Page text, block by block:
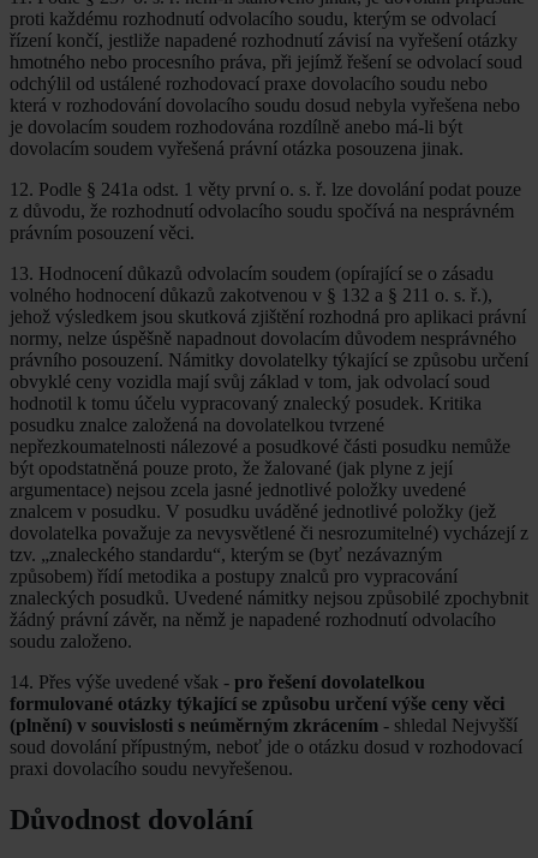
proti každému rozhodnutí odvolacího soudu, kterým se odvolací
řízení končí, jestliže napadené rozhodnutí závisí na vyřešení otázky
hmotného nebo procesního práva, při jejímž řešení se odvolací soud
odchýlil od ustálené rozhodovací praxe dovolacího soudu nebo
která v rozhodování dovolacího soudu dosud nebyla vyřešena nebo
je dovolacím soudem rozhodována rozdílně anebo má-li být
dovolacím soudem vyřešená právní otázka posouzena jinak.
12. Podle § 241a odst. 1 věty první o. s. ř. lze dovolání podat pouze
z důvodu, že rozhodnutí odvolacího soudu spočívá na nesprávném
právním posouzení věci.
13. Hodnocení důkazů odvolacím soudem (opírající se o zásadu
volného hodnocení důkazů zakotvenou v § 132 a § 211 o. s. ř.),
jehož výsledkem jsou skutková zjištění rozhodná pro aplikaci právní
normy, nelze úspěšně napadnout dovolacím důvodem nesprávného
právního posouzení. Námitky dovolatelky týkající se způsobu určení
obvyklé ceny vozidla mají svůj základ v tom, jak odvolací soud
hodnotil k tomu účelu vypracovaný znalecký posudek. Kritika
posudku znalce založená na dovolatelkou tvrzené
nepřezkoumatelnosti nálezové a posudkové části posudku nemůže
být opodstatněná pouze proto, že žalované (jak plyne z její
argumentace) nejsou zcela jasné jednotlivé položky uvedené
znalcem v posudku. V posudku uváděné jednotlivé položky (jež
dovolatelka považuje za nevysvětlené či nesrozumitelné) vycházejí z
tzv. „znaleckého standardu“, kterým se (byť nezávazným
způsobem) řídí metodika a postupy znalců pro vypracování
znaleckých posudků. Uvedené námitky nejsou způsobilé zpochybnit
žádný právní závěr, na němž je napadené rozhodnutí odvolacího
soudu založeno.
14. Přes výše uvedené však - pro řešení dovolatelkou
formulované otázky týkající se způsobu určení výše ceny věci
(plnění) v souvislosti s neúměrným zkrácením - shledal Nejvyšší
soud dovolání přípustným, neboť jde o otázku dosud v rozhodovací
praxi dovolacího soudu nevyřešenou.
Důvodnost dovolání